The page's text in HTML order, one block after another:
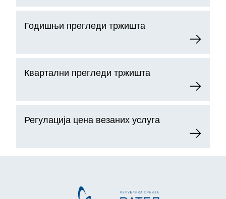
Годишњи прегледи тржишта
Квартални прегледи тржишта
Регулација цена везаних услуга